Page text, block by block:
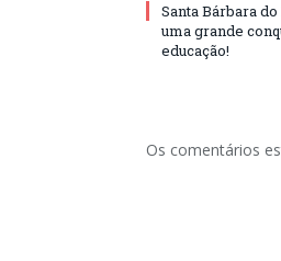
Santa Bárbara
uma grande
educação!
Os comentários